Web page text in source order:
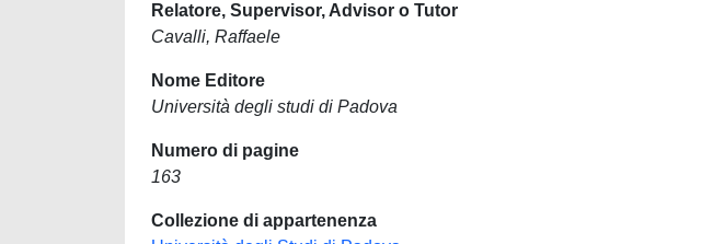
Relatore, Supervisor, Advisor o Tutor
Cavalli, Raffaele
Nome Editore
Università degli studi di Padova
Numero di pagine
163
Collezione di appartenenza